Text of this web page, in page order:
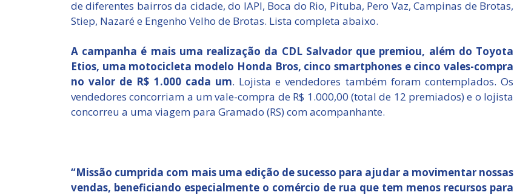
de diferentes bairros da cidade, do IAPI, Boca do Rio, Pituba, Pero Vaz, Campinas de Brotas,
Stiep, Nazaré e Engenho Velho de Brotas. Lista completa abaixo.
A campanha é mais uma realização da CDL Salvador que premiou, além do Toyota
Etios, uma motocicleta modelo Honda Bros, cinco smartphones e cinco vales-compra
no valor de R$ 1.000 cada um. Lojista e vendedores também foram contemplados. Os
vendedores concorriam a um vale-compra de R$ 1.000,00 (total de 12 premiados) e o lojista
concorreu a uma viagem para Gramado (RS) com acompanhante.
“Missão cumprida com mais uma edição de sucesso para ajudar a movimentar nossas
vendas, beneficiando especialmente o comércio de rua que tem menos recursos para